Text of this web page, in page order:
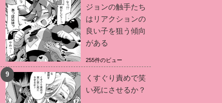
ジョンの触手たち
はリアクションの
良い子を狙う傾向
がある
255件のビュー
くすぐり責めで笑
い死にさせるか？